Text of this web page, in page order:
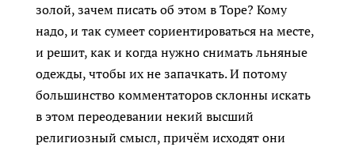
золой, зачем писать об этом в Торе? Кому
надо, и так сумеет сориентироваться на месте,
и решит, как и когда нужно снимать льняные
одежды, чтобы их не запачкать. И потому
большинство комментаторов склонны искать
в этом переодевании некий высший
религиозный смысл, причём исходят они